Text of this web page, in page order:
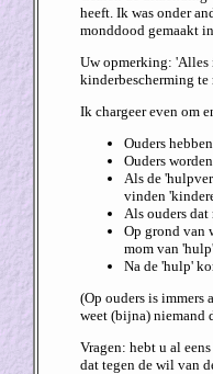
heeft. Ik was onder
monddood gemaakt
Uw opmerking: 'Alles
kinderbescherming
Ik chargeer even om
Ouders
Ouders
Als de
vinden
Als ouders dat
Op grond van
mom van
Na de 'hulp'
(Op ouders is
weet (bijna) niemand
Vragen: hebt u al
dat tegen de wil van